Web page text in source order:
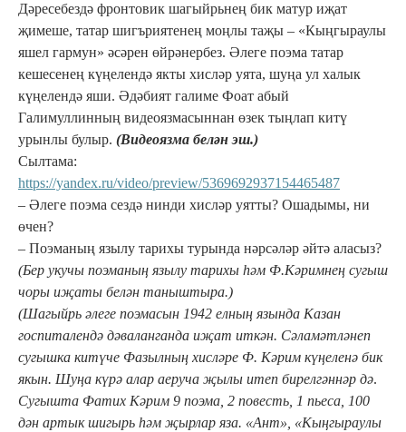
Дәресебездә фронтовик шагыйрьнең бик матур иҗат
җимеше, татар шигъриятенең моңлы таҗы – «Кыңгыраулы
яшел гармун» әсәрен өйрәнербез. Әлеге поэма татар
кешесенең күңелендә якты хисләр уята, шуңа ул халык
күңелендә яши. Әдәбият галиме Фоат абый
Галимуллинның видеоязмасыннан өзек тыңлап китү
урынлы булыр. (Видеоязма белән эш.)
Сылтама:
https://yandex.ru/video/preview/5369692937154465487
– Әлеге поэма сездә нинди хисләр уятты? Ошадымы, ни
өчен?
– Поэманың язылу тарихы турында нәрсәләр әйтә аласыз?
(Бер укучы поэманың язылу тарихы һәм Ф.Кәримнең сугыш
чоры иҗаты белән таныштыра.)
(Шагыйрь әлеге поэмасын 1942 елның язында Казан
госпиталендә дәваланганда иҗат иткән. Сәламәтләнеп
сугышка китүче Фазылның хисләре Ф. Кәрим күңеленә бик
якын. Шуңа күрә алар аеруча җылы итеп бирелгәннәр дә.
Сугышта Фатих Кәрим 9 поэма, 2 повесть, 1 пьеса, 100
дән артык шигырь һәм җырлар яза. «Ант», «Кыңгыраулы